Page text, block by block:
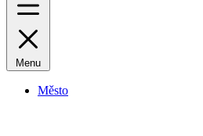
Menu
Město